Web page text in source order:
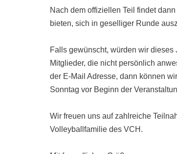
Nach dem offiziellen Teil findet
bieten, sich in geselliger Runde
Falls gewünscht, würden wir
Mitglieder, die nicht persönlich
der E-Mail Adresse, dann können
Sonntag vor Beginn der
Wir freuen uns auf zahlreiche
Volleyballfamilie des VCH.